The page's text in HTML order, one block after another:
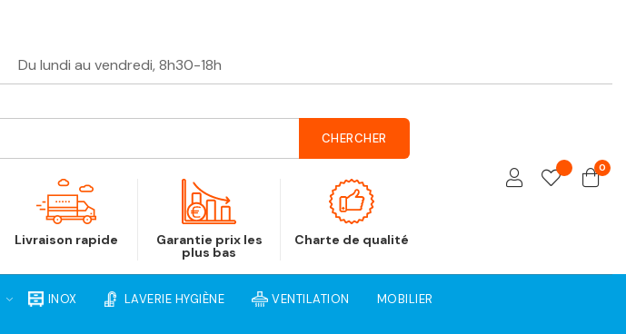
Du lundi au vendredi, 8h30-18h
CHERCHER
Livraison rapide Garantie prix les
plus bas
Charte de qualité
0
INOX LAVERIE HYGIÈNE VENTILATION MOBILIER